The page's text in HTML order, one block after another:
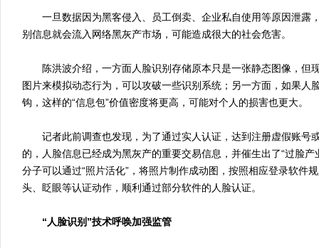
一旦数据因为黑客侵入、员工倒卖、企业私自使用等原因泄露，
别信息就会流入网络黑灰产市场，可能造成很大的社会危害。
陈洪波介绍，一方面人脸识别存储原本只是一张静态图像，但
图片来模拟动态行为，可以攻破一些识别系统；另一方面，如果人
钩，这样的“信息包”价值密度将更高，可能对个人的损害也更大。
记者此前调查也发现，为了通过实人认证，达到注册虚假账号
的，人脸信息已经成为黑灰产的重要交易信息，并催生出了“过脸产
分子可以通过“照片活化”，将照片制作成动图，按照相应登录软件
头、眨眼等认证动作，顺利通过部分软件的人脸认证。
“人脸识别”技术呼唤加强监管